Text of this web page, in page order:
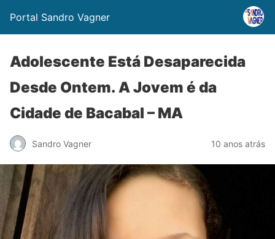
Portal Sandro Vagner
Adolescente Está Desaparecida
Desde Ontem. A Jovem é da
Cidade de Bacabal – MA
Sandro Vagner 10 anos atrás